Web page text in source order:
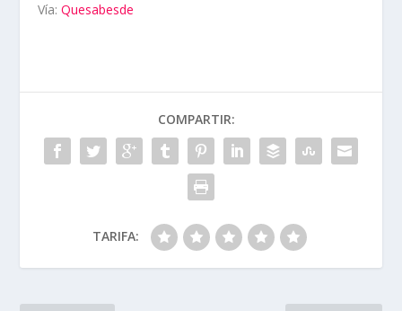
Vía:Quesabesde
COMPARTIR:
TARIFA: